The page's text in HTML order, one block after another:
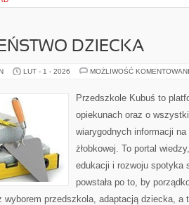
DZIECKA
LUT - 1 - 2026 MOŻLIWOŚĆ
Przedszkole Kubuś to
opiekunach oraz o
wiarygodnych informacji
żłobkowej. To portal
edukacji i rozwoju spotyka
powstała po to, by
wyborem przedszkola, adaptacją dziecka, a